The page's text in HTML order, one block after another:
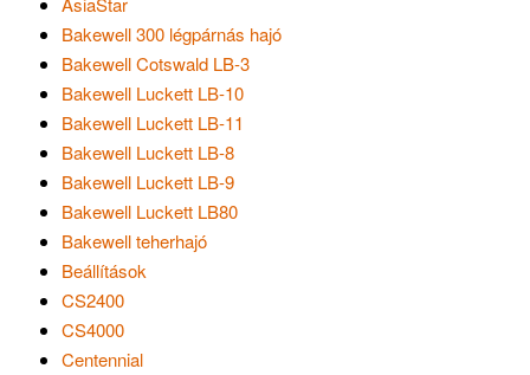
Bakewell 300 légpárnás hajó
Bakewell Cotswald LB-3
Bakewell Luckett LB-10
Bakewell Luckett LB-11
Bakewell Luckett LB-8
Bakewell Luckett LB-9
Bakewell Luckett LB80
Bakewell teherhajó
Beállítások
CS2400
CS4000
Centennial